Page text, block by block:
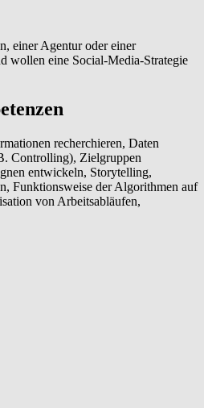
einer Agentur oder einer
wollen eine Social-Media-Strategie
recherchieren, Daten
Controlling), Zielgruppen
entwickeln, Storytelling,
Funktionsweise der Algorithmen auf
von Arbeitsabläufen,